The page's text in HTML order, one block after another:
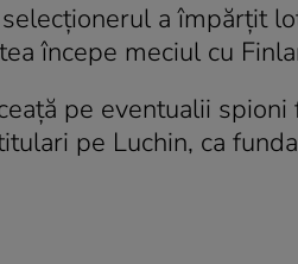
a împărţit
începe meciul cu
pe eventualii
pe Luchin, ca